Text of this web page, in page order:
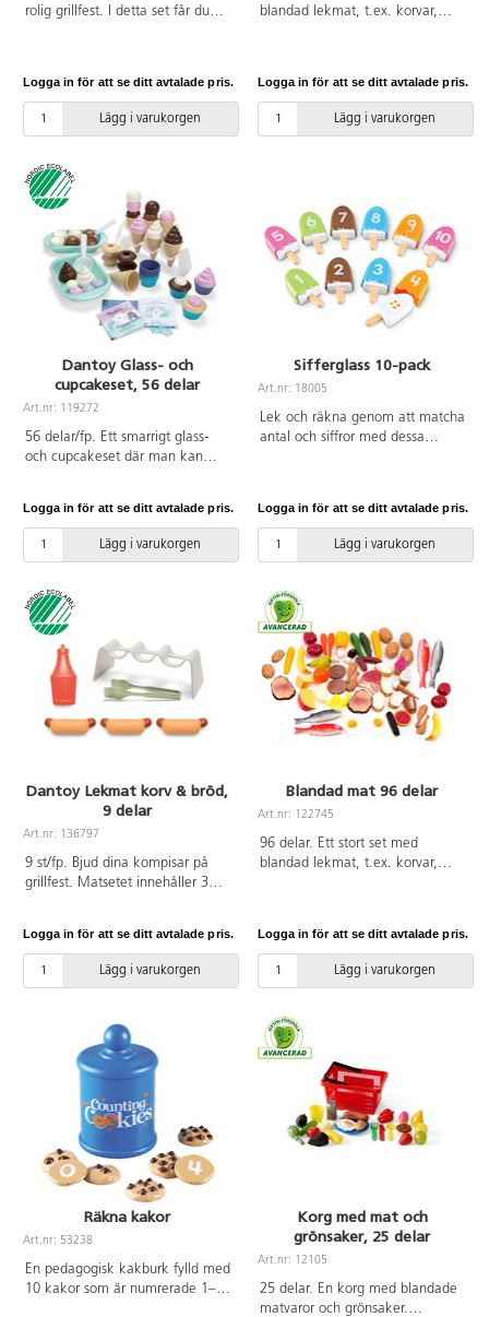
rolig grillfest. I detta set får du
sallad, tomatskivor, ostskivor,
pommes frites, ketchup och
senap. Av livsmedelsgodkänd PE.
50950001. PVC-fri. Från 2 år.
Logga in för att se ditt avtalade pris.
Lägg i varukorgen
blandad lekmat, t.ex. korvar,
Logga in för att se ditt avtalade pris.
Lägg i varukorgen
Dantoy Glass- och
cupcakeset, 56 delar
Art.nr: 119272
56 delar/fp. Ett smarrigt glass-
och cupcakeset där man kan
Barnen kan skapa en mängd
olika kombinationer. Av PP- och
Resinplast. PVC-fri. Från 2 år.
50950001.
Logga in för att se ditt avtalade pris.
Lägg i varukorgen
Sifferglass 10-pack
Art.nr: 18005
Lek och räkna genom att matcha
antal och siffror med dessa
glassen. Setet innehåller 10
glassar och 10 överdrag.
Material: PS, PVC. Från 2 år.
Logga in för att se ditt avtalade pris.
Lägg i varukorgen
Dantoy Lekmat korv & bröd,
9 delar
Art.nr: 136797
9 st/fp. Bjud dina kompisar på
grillfest. Matsetet innehåller 3
livsmedelsgodkänd PE. PVC-fri.
Från 2 år. Svanenmärkt,
licensnummer 50950001.
Logga in för att se ditt avtalade pris.
Lägg i varukorgen
Blandad mat 96 delar
Art.nr: 122745
96 delar. Ett stort set med
blandad lekmat, t.ex. korvar,
Logga in för att se ditt avtalade pris.
Lägg i varukorgen
Räkna kakor
Art.nr: 53238
En pedagogisk kakburk fylld med
10 kakor som är numrerade 1–10
Korg med mat och
grönsaker, 25 delar
Art.nr: 12105
25 delar. En korg med blandade
matvaror och grönsaker.